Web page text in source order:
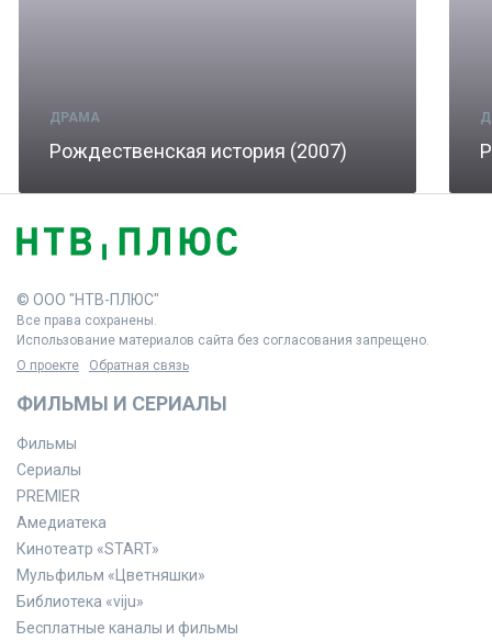
ДРАМА
Рождественская история (2007)
© ООО "НТВ-ПЛЮС"
Все права сохранены.
Использование материалов сайта без согласования запрещено.
О проекте
Обратная связь
ФИЛЬМЫ И СЕРИАЛЫ
Фильмы
Сериалы
PREMIER
Амедиатека
Кинотеатр «START»
Мульфильм «Цветняшки»
Библиотека «viju»
Бесплатные каналы и фильмы